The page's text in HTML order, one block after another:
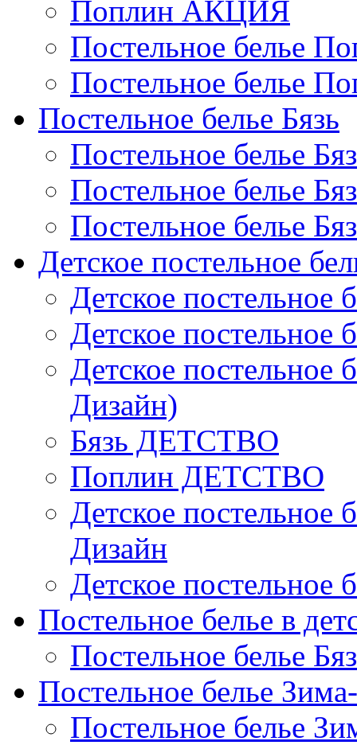
Поплин АКЦИЯ
Постельное белье
Постельное белье
Постельное белье Бязь
Постельное белье
Постельное белье
Постельное белье
Детское постельное
Детское постельное
Детское постельное
Детское
Дизайн)
Бязь ДЕТСТВО
Поплин ДЕТСТВО
Детское постельное
Дизайн
Детское постельное
Постельное белье в
Постельное белье
Постельное белье
Постельное белье